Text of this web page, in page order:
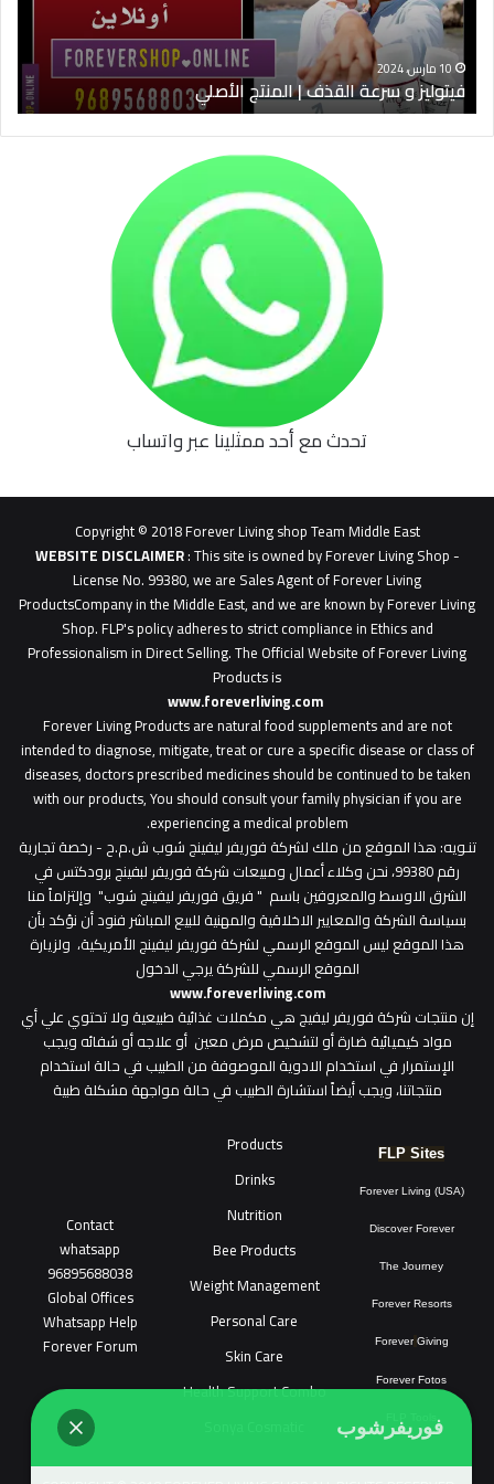
الأصلي
10 مارس، 2024
فيتوليز و سرعة القذف | المنتج الأصلي
تحدث مع أحد ممثلينا عبر واتساب
Copyright © 2018 Forever Living shop Team Middle East
WEBSITE DISCLAIMER: This site is owned by Forever Living Shop -
License No. 99380, we are Sales Agent of Forever Living
ProductsCompany in the Middle East, and we are known by Forever Living
Shop. FLP's policy adheres to strict compliance in Ethics and
Professionalism in Direct Selling. The Official Website of Forever Living
Products is
www.foreverliving.com
Forever Living Products are natural food supplements and are not
intended to diagnose, mitigate, treat or cure a specific disease or class of
diseases, doctors prescribed medicines should be continued to be taken
with our products, You should consult your family physician if you are
experiencing a medical problem.
تنـويه: هذا الموقع من ملك لشركة فوريفر ليفينج شوب ش.م.ح - رخصة تجارية
رقم 99380، نحن وكلاء أعمال ومبيعات شركة فوريفر لبفينج برودكتس في
الشرق الاوسط والمعروفين باسم " فريق فوريفر ليفينج شوب" وإلتزاماً منا
بسياسة الشركة والمعايير الاخلاقية والمهنية للبيع المباشر فنود أن نؤكد بأن
هذا الموقع ليس الموقع الرسمي لشركة فوريفر ليفينج الأمريكية، ولزيارة
الموقع الرسمي للشركة يرجي الدخول
www.foreverliving.com
​إن منتجات شركة فوريفر ليفيج هي مكملات غذائية طبيعية ولا تحتوي علي أي
مواد كيميائية ضارة أو لتشخيص مرض معين أو علاجه أو شفائه ويجب
الإستمرار في استخدام الادوية الموصوفة من الطبيب في حالة استخدام
منتجاتنا، ويجب أيضاً استشارة الطبيب في حالة مواجهة مشكلة طبية
FLP Sites
Forever Living (USA)
Discover Forever
The Journey
Forever Resorts
Forever Giving
Forever Fotos
Products
Drinks
Nutrition
Bee Products
Weight Management
Personal Care
Skin Care
Health Support Combo
Contact
whatsapp
96895688038
Global Offices
Whatsapp Help
Forever Forum
فوريفرشوب